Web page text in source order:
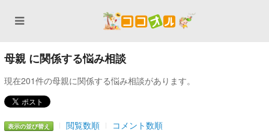
母親 に関係する悩み相談
現在201件の母親に関係する悩み相談があります。
表示の並び替え 閲覧数順 コメント数順